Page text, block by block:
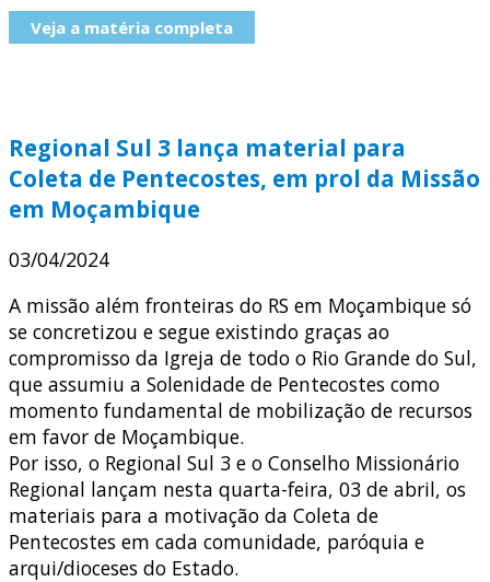
Veja a matéria completa
Regional Sul 3 lança material para
Coleta de Pentecostes, em prol da Missão
em Moçambique
03/04/2024
A missão além fronteiras do RS em Moçambique só
se concretizou e segue existindo graças ao
compromisso da Igreja de todo o Rio Grande do Sul,
que assumiu a Solenidade de Pentecostes como
momento fundamental de mobilização de recursos
em favor de Moçambique.
Por isso, o Regional Sul 3 e o Conselho Missionário
Regional lançam nesta quarta-feira, 03 de abril, os
materiais para a motivação da Coleta de
Pentecostes em cada comunidade, paróquia e
arqui/dioceses do Estado.